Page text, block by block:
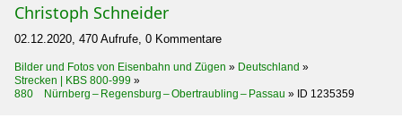
Christoph Schneider
02.12.2020, 470 Aufrufe, 0 Kommentare
Bilder und Fotos von Eisenbahn und Zügen » Deutschland »
Strecken | KBS 800-999 »
880 Nürnberg – Regensburg – Obertraubling – Passau » ID 1235359